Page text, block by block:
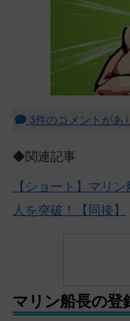
3件のコメントがあ
◆関連記事
【ショート】マリ
人を突破！【同接】
マリン船長の登